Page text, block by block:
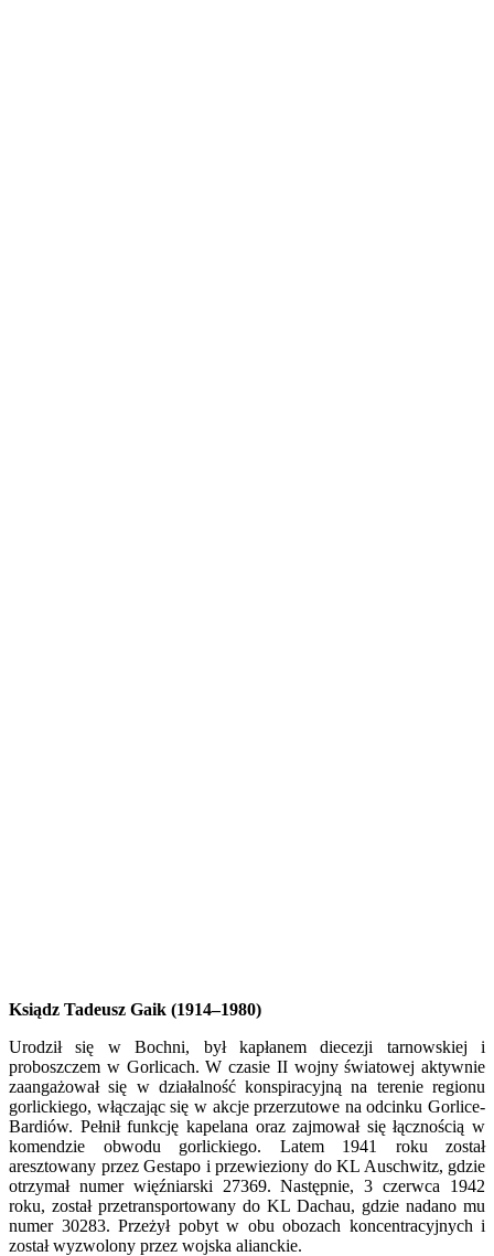
Ksiądz Tadeusz Gaik (1914–1980)
Urodził się w Bochni, był kapłanem diecezji tarnowskiej i
proboszczem w Gorlicach. W czasie II wojny światowej aktywnie
zaangażował się w działalność konspiracyjną na terenie regionu
gorlickiego, włączając się w akcje przerzutowe na odcinku Gorlice-
Bardiów. Pełnił funkcję kapelana oraz zajmował się łącznością w
komendzie obwodu gorlickiego. Latem 1941 roku został
aresztowany przez Gestapo i przewieziony do KL Auschwitz, gdzie
otrzymał numer więźniarski 27369. Następnie, 3 czerwca 1942
roku, został przetransportowany do KL Dachau, gdzie nadano mu
numer 30283. Przeżył pobyt w obu obozach koncentracyjnych i
został wyzwolony przez wojska alianckie.